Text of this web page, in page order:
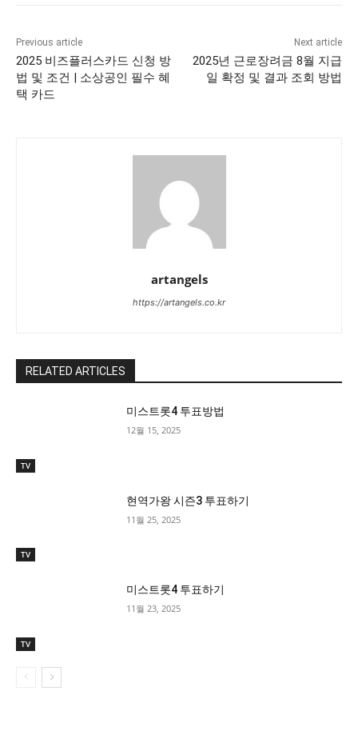
Previous article
2025 비즈플러스카드 신청 방
법 및 조건 | 소상공인 필수 혜
택 카드
Next article
2025년 근로장려금 8월 지급
일 확정 및 결과 조회 방법
artangels
https://artangels.co.kr
RELATED ARTICLES
TV
미스트롯4 투표방법
12월 15, 2025
TV
현역가왕 시즌3 투표하기
11월 25, 2025
TV
미스트롯4 투표하기
11월 23, 2025